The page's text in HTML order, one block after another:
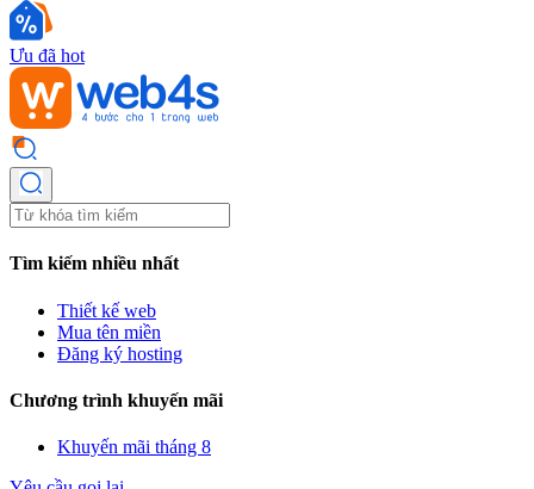
Ưu đã hot
Tìm kiếm nhiều nhất
Thiết kế web
Mua tên miền
Đăng ký hosting
Chương trình khuyến mãi
Khuyến mãi tháng 8